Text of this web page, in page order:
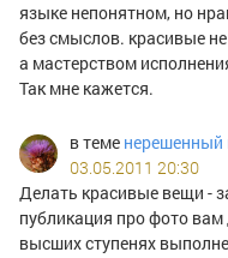
языке непонятном, но
без смыслов. красивые
а мастерством
Так мне кажется.
в теме нерешенный
03.05.2011 20:30
Делать красивые вещи -
публикация про фото
высших ступенях